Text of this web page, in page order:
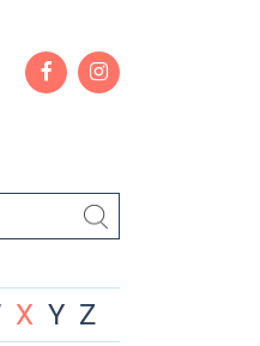
X Y Z